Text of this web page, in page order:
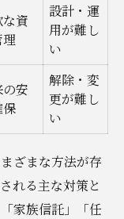
資
設計・運
用が難し
い
安
保
解除・変
更が難し
い
ざまな方法が存
れる主な対策と
家族信託」「任